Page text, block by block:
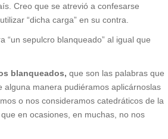
Creo que se atrevió a confesarse
“dicha carga” en su contra.
sepulcro blanqueado” al igual que
blanqueados, que son las palabras que
alguna manera pudiéramos aplicárnoslas
o nos consideramos catedráticos de la
en ocasiones, en muchas, no nos